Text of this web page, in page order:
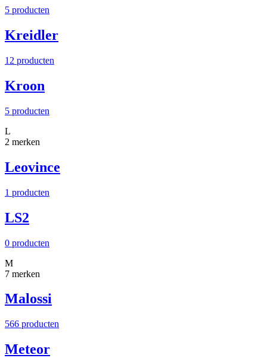
5 producten
Kreidler
12 producten
Kroon
5 producten
L
2 merken
Leovince
1 producten
LS2
0 producten
M
7 merken
Malossi
566 producten
Meteor